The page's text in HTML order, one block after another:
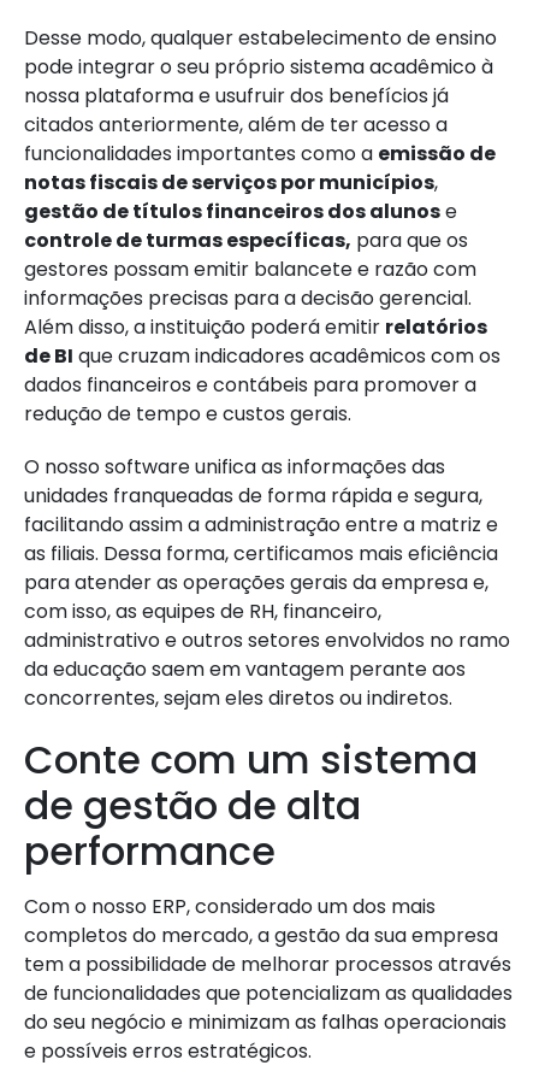
Desse modo, qualquer estabelecimento de ensino
pode integrar o seu próprio sistema acadêmico à
nossa plataforma e usufruir dos benefícios já
citados anteriormente, além de ter acesso a
funcionalidades importantes como a emissão de
notas fiscais de serviços por municípios,
gestão de títulos financeiros dos alunose
controlede turmas específicas, para que os
gestores possam emitir balancete e razão com
informações precisas para a decisão gerencial.
Além disso, a instituição poderá emitir relatórios
de BI que cruzam indicadores acadêmicos com os
dados financeiros e contábeis para promover a
redução de tempo e custos gerais.
O nosso software unifica as informações das
unidades franqueadas de forma rápida e segura,
facilitando assim a administração entre a matriz e
as filiais. Dessa forma, certificamos mais eficiência
para atender as operações gerais da empresa e,
com isso, as equipes de RH, financeiro,
administrativo e outros setores envolvidos no ramo
da educação saem em vantagem perante aos
concorrentes, sejam eles diretos ou indiretos.
Conte com um sistema
de gestão de alta
performance
Com o nosso ERP, considerado um dos mais
completos do mercado, a gestão da sua empresa
tem a possibilidade de melhorar processos através
de funcionalidades que potencializam as qualidades
do seu negócio e minimizam as falhas operacionais
e possíveis erros estratégicos.